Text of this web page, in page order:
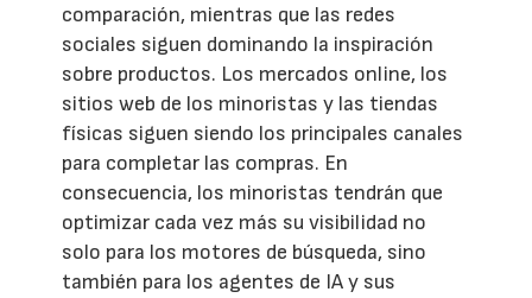
comparación, mientras que las redes
sociales siguen dominando la inspiración
sobre productos. Los mercados online, los
sitios web de los minoristas y las tiendas
físicas siguen siendo los principales canales
para completar las compras. En
consecuencia, los minoristas tendrán que
optimizar cada vez más su visibilidad no
solo para los motores de búsqueda, sino
también para los agentes de IA y sus